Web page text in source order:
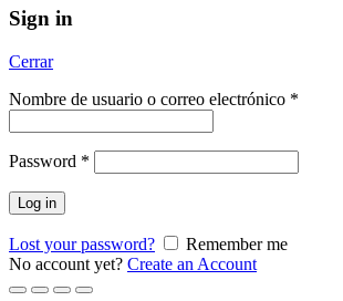
Sign in
Cerrar
Nombre de usuario o correo electrónico *
Password *
Log in
Lost your password?
Remember me
No account yet? Create an Account